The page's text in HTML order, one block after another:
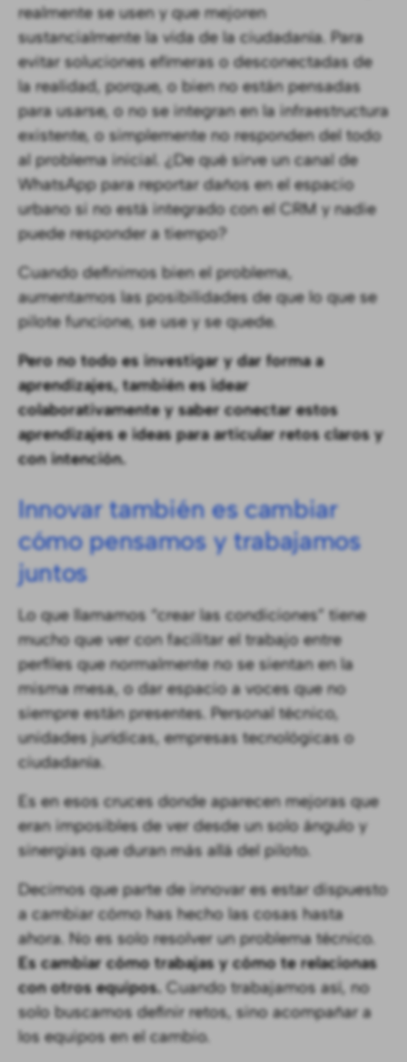
realmente se usen y que mejoren
sustancialmente la vida de la ciudadanía. Para
evitar soluciones efímeras o desconectadas de
la realidad, porque, o bien no están pensadas
para usarse, o no se integran en la infraestructura
existente, o simplemente no responden del todo
al problema inicial. ¿De qué sirve un canal de
WhatsApp para reportar daños en el espacio
urbano si no está integrado con el CRM y nadie
puede responder a tiempo?
Cuando definimos bien el problema,
aumentamos las posibilidades de que lo que se
pilote funcione, se use y se quede.
Pero no todo es investigar y dar forma a
aprendizajes, también es idear
colaborativamente y saber conectar estos
aprendizajes e ideas para articular retos claros y
con intención.
Innovar también es cambiar
cómo pensamos y trabajamos
juntos
Lo que llamamos “crear las condiciones” tiene
mucho que ver con facilitar el trabajo entre
perfiles que normalmente no se sientan en la
misma mesa, o dar espacio a voces que no
siempre están presentes. Personal técnico,
unidades jurídicas, empresas tecnológicas o
ciudadanía.
Es en esos cruces donde aparecen mejoras que
eran imposibles de ver desde un solo ángulo y
sinergias que duran más allá del piloto.
Decimos que parte de innovar es estar dispuesto
a cambiar cómo has hecho las cosas hasta
ahora. No es solo resolver un problema técnico.
Es cambiar cómo trabajas y cómo te relacionas
con otros equipos.Cuando trabajamos así, no
solo buscamos definir retos, sino acompañar a
los equipos en el cambio.